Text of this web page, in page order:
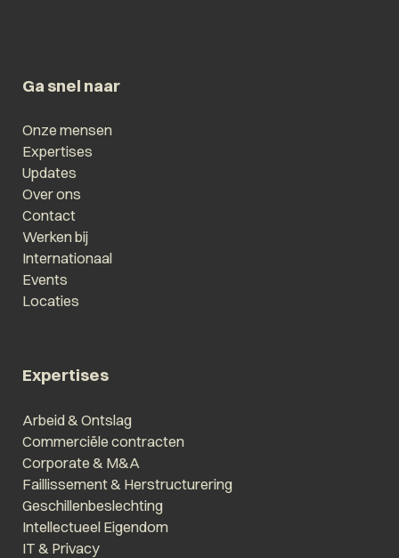
Ga snel naar
Onze mensen
Expertises
Updates
Over ons
Contact
Werken bij
Internationaal
Events
Locaties
Expertises
Arbeid & Ontslag
Commerciële contracten
Corporate & M&A
Faillissement & Herstructurering
Geschillenbeslechting
Intellectueel Eigendom
IT & Privacy